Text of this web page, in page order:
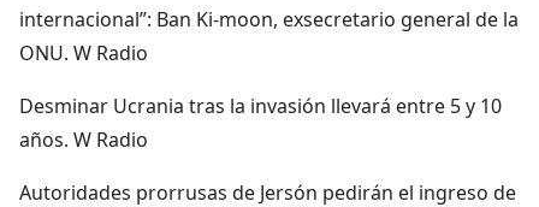
internacional”: Ban Ki-moon, exsecretario general de la
ONU. W Radio
Desminar Ucrania tras la invasión llevará entre 5 y 10
años. W Radio
Autoridades prorrusas de Jersón pedirán el ingreso de